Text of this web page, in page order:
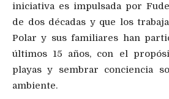
iniciativa es impulsada por
de dos décadas y que los
Polar y sus familiares han
últimos 15 años, con el
playas y sembrar conciencia
ambiente.